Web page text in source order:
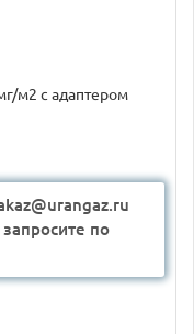
м2 с адаптером
по